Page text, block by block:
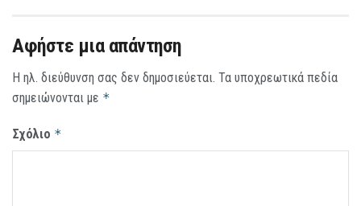
Αφήστε μια απάντηση
Η ηλ. διεύθυνση σας δεν δημοσιεύεται. Τα υποχρεωτικά πεδία
σημειώνονται με *
Σχόλιο *